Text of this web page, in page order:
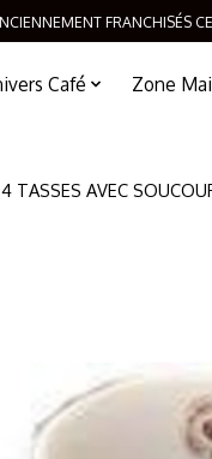
FRANCHISÉS
Café Zone
TASSES AVEC